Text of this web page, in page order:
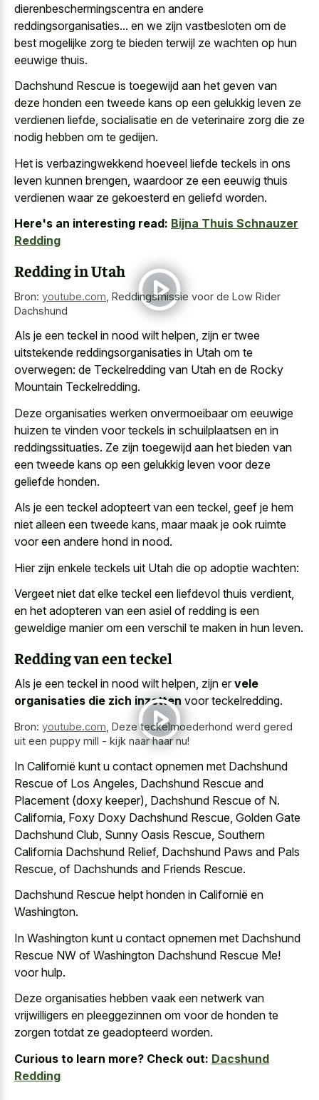
dierenbeschermingscentra en andere
reddingsorganisaties... en we zijn vastbesloten om de
best mogelijke zorg te bieden terwijl ze wachten op hun
eeuwige thuis.
Dachshund Rescue is toegewijd aan het geven van
deze honden een tweede kans op een gelukkig leven ze
verdienen liefde, socialisatie en de veterinaire zorg die ze
nodig hebben om te gedijen.
Het is verbazingwekkend hoeveel liefde teckels in ons
leven kunnen brengen, waardoor ze een eeuwig thuis
verdienen waar ze gekoesterd en geliefd worden.
Here's an interesting read: Bijna Thuis Schnauzer
Redding
Redding in Utah
Bron: youtube.com Reddingsmissie voor de Low Rider
Dachshund
Als je een teckel in nood wilt helpen, zijn er twee
uitstekende reddingsorganisaties in Utah om te
overwegen: de Teckelredding van Utah en de Rocky
Mountain Teckelredding.
Deze organisaties werken onvermoeibaar om eeuwige
huizen te vinden voor teckels in schuilplaatsen en in
reddingssituaties. Ze zijn toegewijd aan het bieden van
een tweede kans op een gelukkig leven voor deze
geliefde honden.
Als je een teckel adopteert van een teckel, geef je hem
niet alleen een tweede kans, maar maak je ook ruimte
voor een andere hond in nood.
Hier zijn enkele teckels uit Utah die op adoptie wachten:
Vergeet niet dat elke teckel een liefdevol thuis verdient,
en het adopteren van een asiel of redding is een
geweldige manier om een verschil te maken in hun leven.
Redding van een teckel
Als je een teckel in nood wilt helpen, zijn ervele
organisaties die zich inzetten voor teckelredding.
Bron: youtube.com Deze teckelmoederhond werd gered
uit een puppy mill - kijk naar haar nu!
In Californië kunt u contact opnemen met Dachshund
Rescue of Los Angeles, Dachshund Rescue and
Placement (doxy keeper), Dachshund Rescue of N.
California, Foxy Doxy Dachshund Rescue, Golden Gate
Dachshund Club, Sunny Oasis Rescue, Southern
California Dachshund Relief, Dachshund Paws and Pals
Rescue, of Dachshunds and Friends Rescue.
Dachshund Rescue helpt honden in Californië en
Washington.
In Washington kunt u contact opnemen met Dachshund
Rescue NW of Washington Dachshund Rescue Me!
voor hulp.
Deze organisaties hebben vaak een netwerk van
vrijwilligers en pleeggezinnen om voor de honden te
zorgen totdat ze geadopteerd worden.
Curious to learn more? Check out: Dacshund
Redding